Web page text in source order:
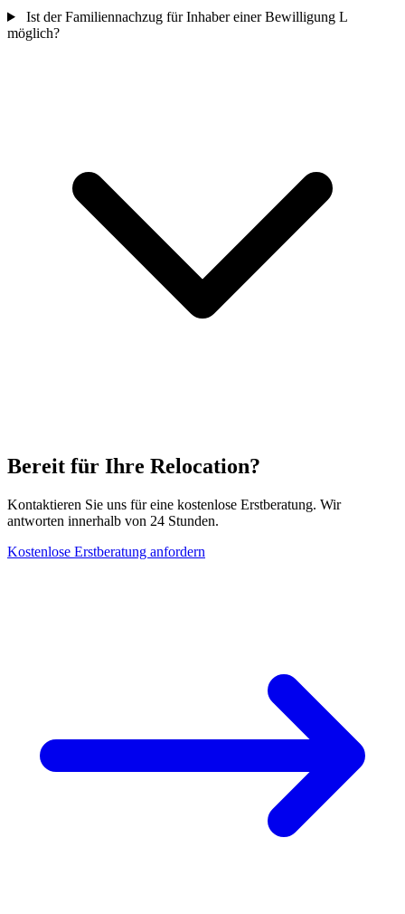
Ist der Familiennachzug für Inhaber einer Bewilligung L
möglich?
Bereit für Ihre Relocation?
Kontaktieren Sie uns für eine kostenlose Erstberatung. Wir
antworten innerhalb von 24 Stunden.
Kostenlose Erstberatung anfordern